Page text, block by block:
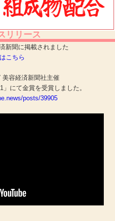
リリース
新聞に掲載されました
こちら
経済新聞社主催
」にて金賞を受賞しました。
posts/39905